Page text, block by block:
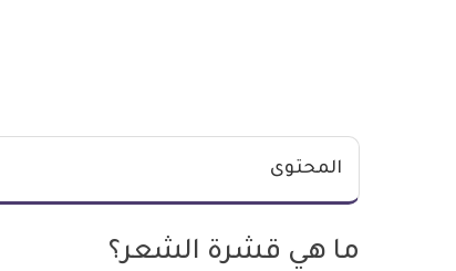
المحتوى
ما هي قشرة الشعر؟